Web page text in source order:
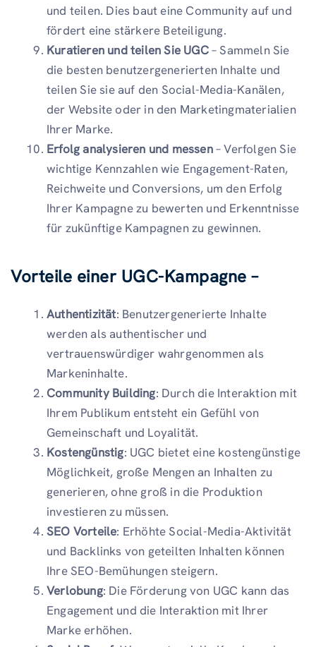
und teilen. Dies baut eine Community auf und
fördert eine stärkere Beteiligung.
Kuratieren und teilen Sie UGC– Sammeln Sie
die besten benutzergenerierten Inhalte und
teilen Sie sie auf den Social-Media-Kanälen,
der Website oder in den Marketingmaterialien
Ihrer Marke.
Erfolg analysieren und messen– Verfolgen Sie
wichtige Kennzahlen wie Engagement-Raten,
Reichweite und Conversions, um den Erfolg
Ihrer Kampagne zu bewerten und Erkenntnisse
für zukünftige Kampagnen zu gewinnen.
Vorteile einer UGC-Kampagne –
Authentizität: Benutzergenerierte Inhalte
werden als authentischer und
vertrauenswürdiger wahrgenommen als
Markeninhalte.
Community Building: Durch die Interaktion mit
Ihrem Publikum entsteht ein Gefühl von
Gemeinschaft und Loyalität.
Kostengünstig: UGC bietet eine kostengünstige
Möglichkeit, große Mengen an Inhalten zu
generieren, ohne groß in die Produktion
investieren zu müssen.
SEO Vorteile: Erhöhte Social-Media-Aktivität
und Backlinks von geteilten Inhalten können
Ihre SEO-Bemühungen steigern.
Verlobung: Die Förderung von UGC kann das
Engagement und die Interaktion mit Ihrer
Marke erhöhen.